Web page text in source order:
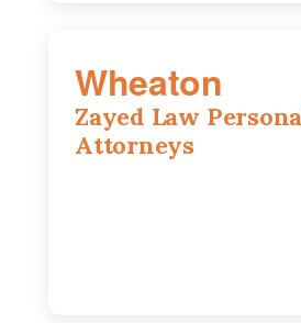
Wheaton
Zayed Law
Attorneys